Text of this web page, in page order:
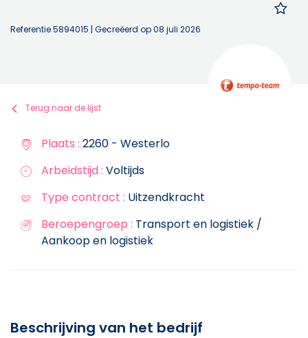
Referentie 5894015 | Gecreëerd op 08 juli 2026
Terug naar de lijst
Plaats : 2260 - Westerlo
Arbeidstijd : Voltijds
Type contract : Uitzendkracht
Beroepengroep : Transport en logistiek /
Aankoop en logistiek
Beschrijving van het bedrijf